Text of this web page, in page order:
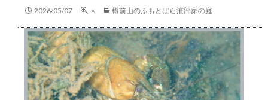
2026/05/07 × 樽前山のふもとばら濱部家の庭